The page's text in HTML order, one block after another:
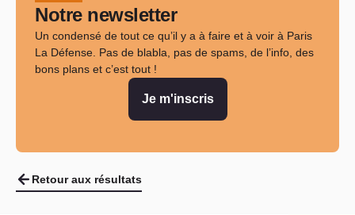
Notre newsletter
Un condensé de tout ce qu’il y a à faire et à voir à Paris
La Défense. Pas de blabla, pas de spams, de l’info, des
bons plans et c’est tout !
Je m'inscris
Retour aux résultats